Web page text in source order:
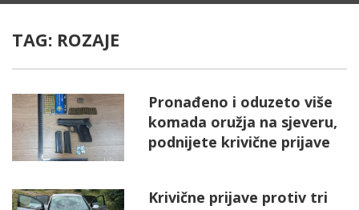
TAG: ROZAJE
Pronađeno i oduzeto više
komada oružja na sjeveru,
podnijete krivične prijave
Krivične prijave protiv tri